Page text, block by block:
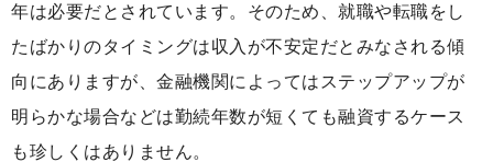
年は必要だとされています。そのため、就職や転職をし
たばかりのタイミングは収入が不安定だとみなされる傾
向にありますが、金融機関によってはステップアップが
明らかな場合などは勤続年数が短くても融資するケース
も珍しくはありません。